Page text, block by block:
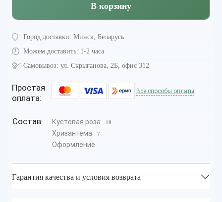
В корзину
Город доставки: Минск, Беларусь
Можем доставить: 1-2 часа
Самовывоз: ул. Скрыганова, 2Б, офис 312
Простая
оплата:
Все способы оплаты
Состав: Кустовая роза 10
Хризантема 7
Оформление
Гарантия качества и условия возврата